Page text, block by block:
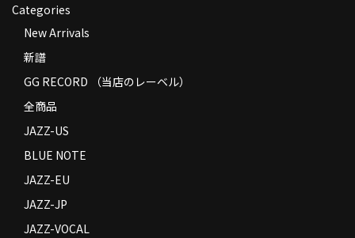
コンディション
特定商取引法に基づく表示
Contact
Categories
New Arrivals
新譜
GG RECORD （当店のレーベル）
全商品
JAZZ-US
BLUE NOTE
JAZZ-EU
JAZZ-JP
JAZZ-VOCAL